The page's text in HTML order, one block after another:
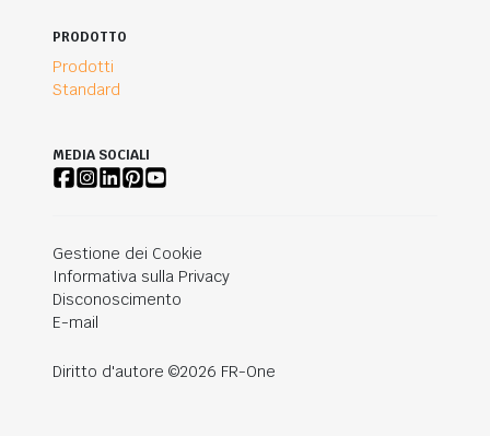
PRODOTTO
Prodotti
Standard
MEDIA SOCIALI
Gestione dei Cookie
Informativa sulla Privacy
Disconoscimento
E-mail
Diritto d'autore ©2026 FR-One